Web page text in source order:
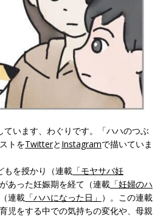
います、わぐりです。「ハハのつぶ
トをTwitterと Instagramで描いていま
もを授かり（連載 「モヤサバ妊
あった妊娠期を経て（連載 「妊婦のハ
連載 「ハハになった日」 ）。この連載
児をする中での気持ちの変化や、母親